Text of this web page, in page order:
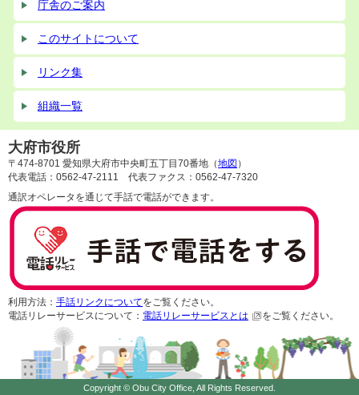
庁舎のご案内
このサイトについて
リンク集
組織一覧
大府市役所
〒474-8701 愛知県大府市中央町五丁目70番地（地図 ）
代表電話：0562-47-2111 代表ファクス：0562-47-7320
通訳オペレータを通じて手話で電話ができます。
利用方法： 手話リンクについてをご覧ください。
電話リレーサービスについて： 電話リレーサービスとは をご覧ください。
Copyright © Obu City Office, All Rights Reserved.